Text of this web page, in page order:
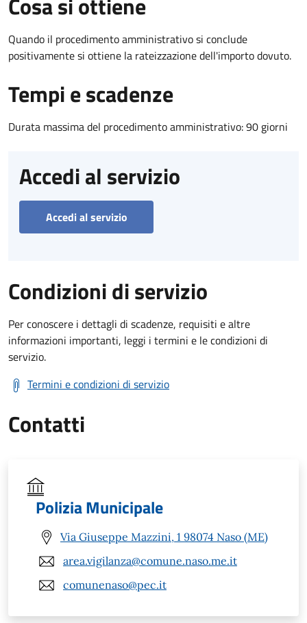
Quando il procedimento amministrativo si conclude
positivamente si ottiene la rateizzazione dell'importo dovuto.
Tempi e scadenze
Durata massima del procedimento amministrativo: 90 giorni
Accedi al servizio
Accedi al servizio
Condizioni di servizio
Per conoscere i dettagli di scadenze, requisiti e altre
informazioni importanti, leggi i termini e le condizioni di
servizio.
Termini e condizioni di servizio
Contatti
Polizia Municipale
Via Giuseppe Mazzini, 1 98074 Naso (ME)
area.vigilanza@comune.naso.me.it
comunenaso@pec.it